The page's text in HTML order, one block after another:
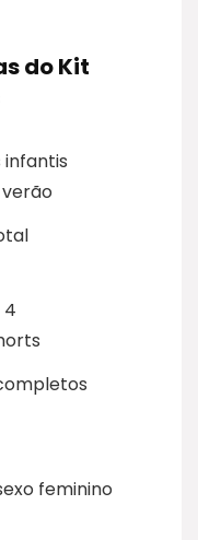
do Kit
infantis
4
feminino